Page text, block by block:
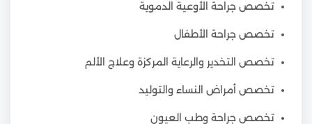
تخصص جراحة الأوعية الدموية
تخصص جراحة الأطفال
تخصص التخدير والرعاية المركزة وعلاج الألم
تخصص أمراض النساء والتوليد
تخصص جراحة وطب العيون